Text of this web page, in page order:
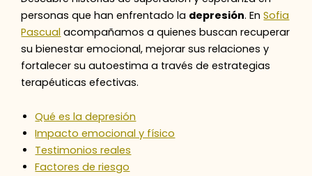
personas que han enfrentado la depresión. EnSofia
Pascual acompañamos a quienes buscan recuperar
su bienestar emocional, mejorar sus relaciones y
fortalecer su autoestima a través de estrategias
terapéuticas efectivas.
Qué es la depresión
Impacto emocional y físico
Testimonios reales
Factores de riesgo